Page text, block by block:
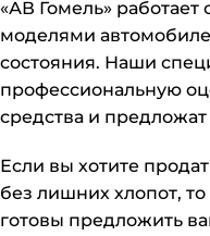
«АВ Гомель»
моделями
состояния. Наши
профессиональную
средства и
Если вы хотите
без лишних хлопот,
готовы предложить